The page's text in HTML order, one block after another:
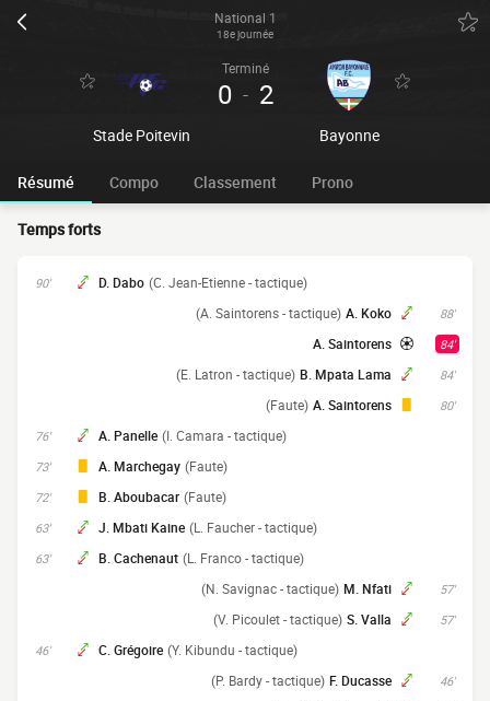
National 1
18e journée
Stade Poitevin
Terminé
0 - 2
Bayonne
Résumé Compo Classement Prono
Temps forts
90' D. Dabo (C. Jean-Etienne - tactique)
88'
A. Koko
(A. Saintorens - tactique)
84'
A. Saintorens
84'
B. Mpata Lama
(E. Latron - tactique)
80'
A. Saintorens
(Faute)
76' A. Panelle (I. Camara - tactique)
73' A. Marchegay (Faute)
72' B. Aboubacar (Faute)
63' J. Mbati Kaine (L. Faucher - tactique)
63' B. Cachenaut (L. Franco - tactique)
57'
M. Nfati
(N. Savignac - tactique)
57'
S. Valla
(V. Picoulet - tactique)
46' C. Grégoire (Y. Kibundu - tactique)
46'
F. Ducasse
(P. Bardy - tactique)